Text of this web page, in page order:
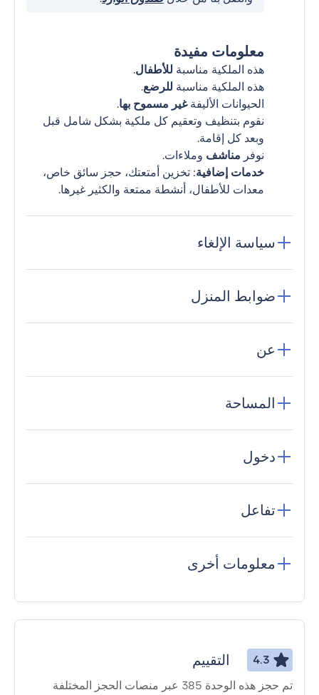
معلومات مفيدة
هذه الملكية مناسبة للأطفال.
هذه الملكية مناسبة للرضع.
الحيوانات الأليفةغير مسموح بها.
نقوم بتنظيف وتعقيم كل ملكية بشكل شامل قبل
وبعد كل إقامة.
نوفر مناشف وملاءات.
خدمات إضافية: تخزين أمتعتك، حجز سائق خاص،
معدات للأطفال، أنشطة ممتعة والكثير غيرها.
سياسة الإلغاء
ضوابط المنزل
عن
المساحة
دخول
تفاعل
معلومات أخرى
4.3 التقييم
تم حجز هذه الوحدة 385 عبر منصات الحجز المختلفة